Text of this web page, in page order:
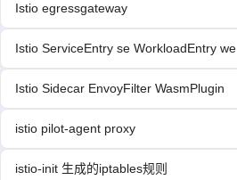
Istio egressgateway
Istio ServiceEntry se WorkloadEntry we
Istio Sidecar EnvoyFilter WasmPlugin
istio pilot-agent proxy
istio-init 生成的iptables规则